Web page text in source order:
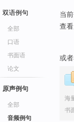
双语例句
全部
口语
书面语
论文
原声例句
全部
音频例句
当
查
或
海
书